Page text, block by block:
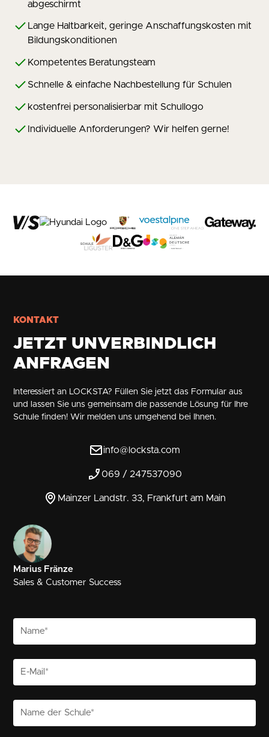
abgeschirmt
Lange Haltbarkeit, geringe Anschaffungskosten mit
Bildungskonditionen
Kompetentes Beratungsteam
Schnelle & einfache Nachbestellung für Schulen
kostenfrei personalisierbar mit Schullogo
Individuelle Anforderungen? Wir helfen gerne!
KONTAKT
JETZT UNVERBINDLICH
ANFRAGEN
Interessiert an LOCKSTA? Füllen Sie jetzt das Formular aus
und lassen Sie uns gemeinsam die passende Lösung für Ihre
Schule finden! Wir melden uns umgehend bei Ihnen.
info@locksta.com
069 / 247537090
Mainzer Landstr. 33, Frankfurt am Main
Marius Fränze
Sales & Customer Success